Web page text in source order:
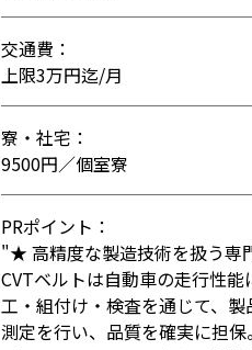
交通費：
上限3万円迄/月
寮・社宅：
9500円／個室寮
PRポイント：
"★ 高精度な製造技術を扱う専
CVTベルトは自動車の走行性
工・組付け・検査を通じて、
測定を行い、品質を確実に担